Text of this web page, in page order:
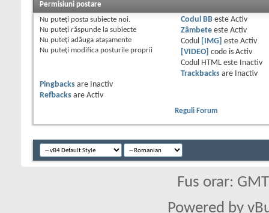
Permisiuni postare
Nu puteţi posta subiecte noi.
Nu puteţi răspunde la subiecte
Nu puteţi adăuga ataşamente
Nu puteţi modifica posturile proprii
Codul BBeste Activ
Zâmbeteeste Activ
Codul
[IMG] este Activ
[VIDEO]
code is Activ
Codul HTML este
Inactiv
Trackbacksare
Inactiv
Pingbacks are
Inactiv
Refbacks are Activ
Reguli Forum
Fus orar:
Powered by